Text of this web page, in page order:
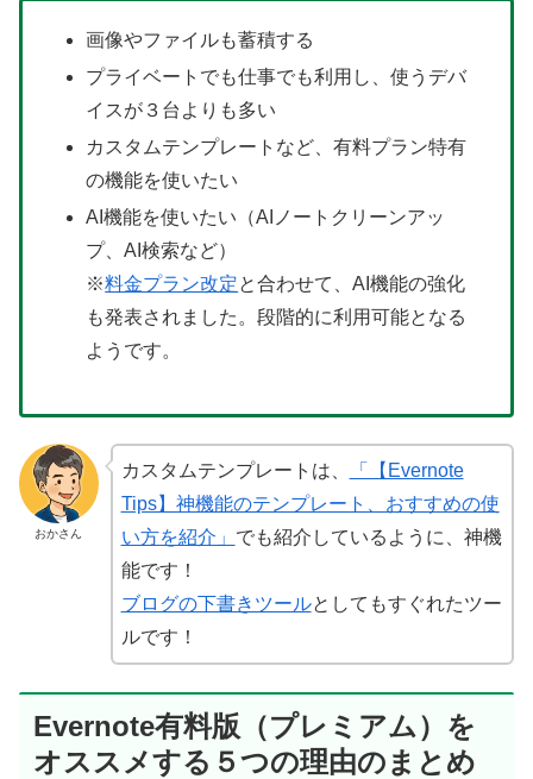
画像やファイルも蓄積する
プライベートでも仕事でも利用し、使うデバ
イスが３台よりも多い
カスタムテンプレートなど、有料プラン特有
の機能を使いたい
AI機能を使いたい（AIノートクリーンアッ
プ、AI検索など）
※料金プラン改定と合わせて、AI機能の強化
も発表されました。段階的に利用可能となる
ようです。
おかさん
カスタムテンプレートは、
「【Evernote
Tips】神機能のテンプレート、おすすめの使
い方を紹介」 でも紹介しているように、神機
能です！
ブログの下書きツールとしてもすぐれたツー
ルです！
Evernote有料版（プレミアム）を
オススメする５つの理由のまとめ